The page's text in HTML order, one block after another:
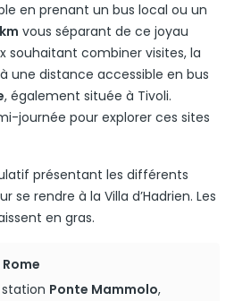
en prenant un bus local ou un
vous séparant de ce joyau
souhaitant combiner visites, la
une distance accessible en bus
, également située à Tivoli.
journée pour explorer ces sites
présentant les différents
se rendre à la Villa d’Hadrien. Les
en gras.
station Ponte Mammolo,